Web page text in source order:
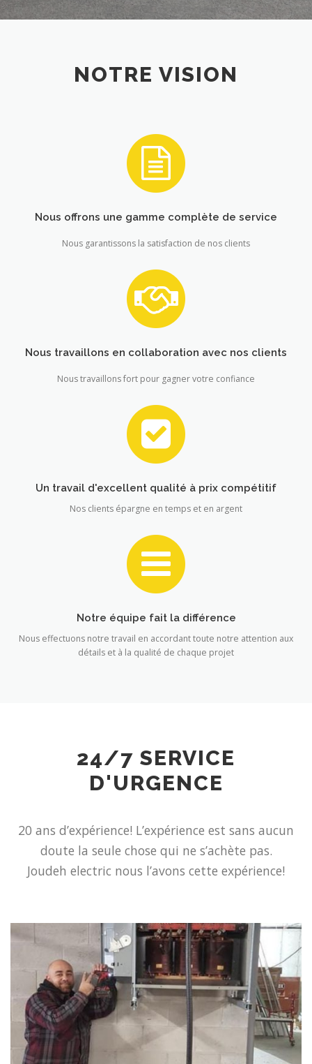
NOTRE VISION
Nous offrons une gamme complète de service
Nous garantissons la satisfaction de nos clients
Nous travaillons en collaboration avec nos clients
Nous travaillons fort pour gagner votre confiance
Un travail d'excellent qualité à prix compétitif
Nos clients épargne en temps et en argent
Notre équipe fait la différence
Nous effectuons notre travail en accordant toute notre attention aux
détails et à la qualité de chaque projet
24/7 SERVICE
D'URGENCE
20 ans d’expérience! L’expérience est sans aucun
doute la seule chose qui ne s’achète pas.
Joudeh electric nous l’avons cette expérience!